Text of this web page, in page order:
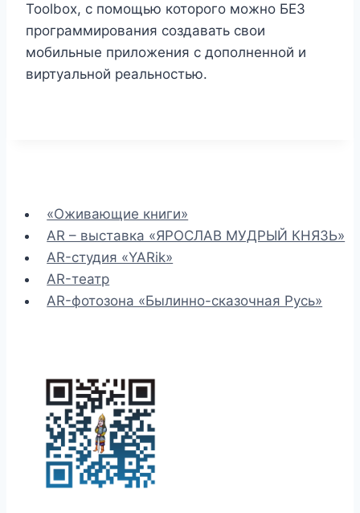
Toolbox, с помощью которого можно БЕЗ
программирования создавать свои
мобильные приложения с дополненной и
виртуальной реальностью.
«Оживающие книги»
AR – выставка «ЯРОСЛАВ МУДРЫЙ КНЯЗЬ»
AR-студия «YARik»
AR-театр
AR-фотозона «Былинно-сказочная Русь»